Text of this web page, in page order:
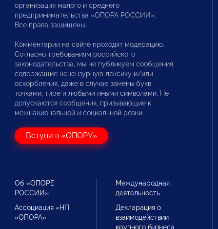
организация малого и среднего
предпринимательства «ОПОРА РОССИИ».
Все права защищены.
Комментарии на сайте проходят модерацию.
Согласно требованиям российского
законодательства, мы не публикуем сообщения,
содержащие нецензурную лексику и/или
оскорбления, даже в случае замены букв
точками, тире и любыми иными символами. Не
допускаются сообщения, призывающие к
межнациональной и социальной розни.
Вступи в «ОПОРУ»
Об «ОПОРЕ
РОССИИ»
Ассоциация «НП
«ОПОРА»
Международная
деятельность
Декларация о
взаимодействии
крупного бизнеса